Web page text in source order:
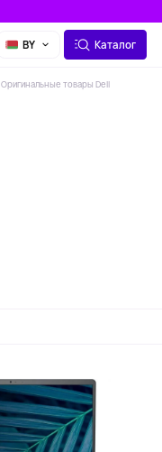
BY Каталог
Оригинальные товары Dell